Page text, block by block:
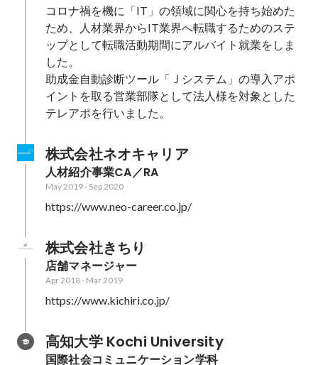
コロナ禍を機に「IT」の領域に関心を持ち始めた
ため、人材業界からIT業界へ転職するためのステ
ップとして転職活動期間にアルバイト就業をしま
した。
助成金自動診断ツール「Ｊシステム」の導入アポ
イントを取る営業部隊として法人様を対象とした
テレアポを行いました。
株式会社ネオキャリア
人材紹介事業CA／RA
May 2019- Sep 2020
https://www.neo-career.co.jp/
株式会社きちり
店舗マネージャー
Apr 2018- Mar 2019
https://www.kichiri.co.jp/
高知大学 Kochi University
国際社会コミュニケーション学科